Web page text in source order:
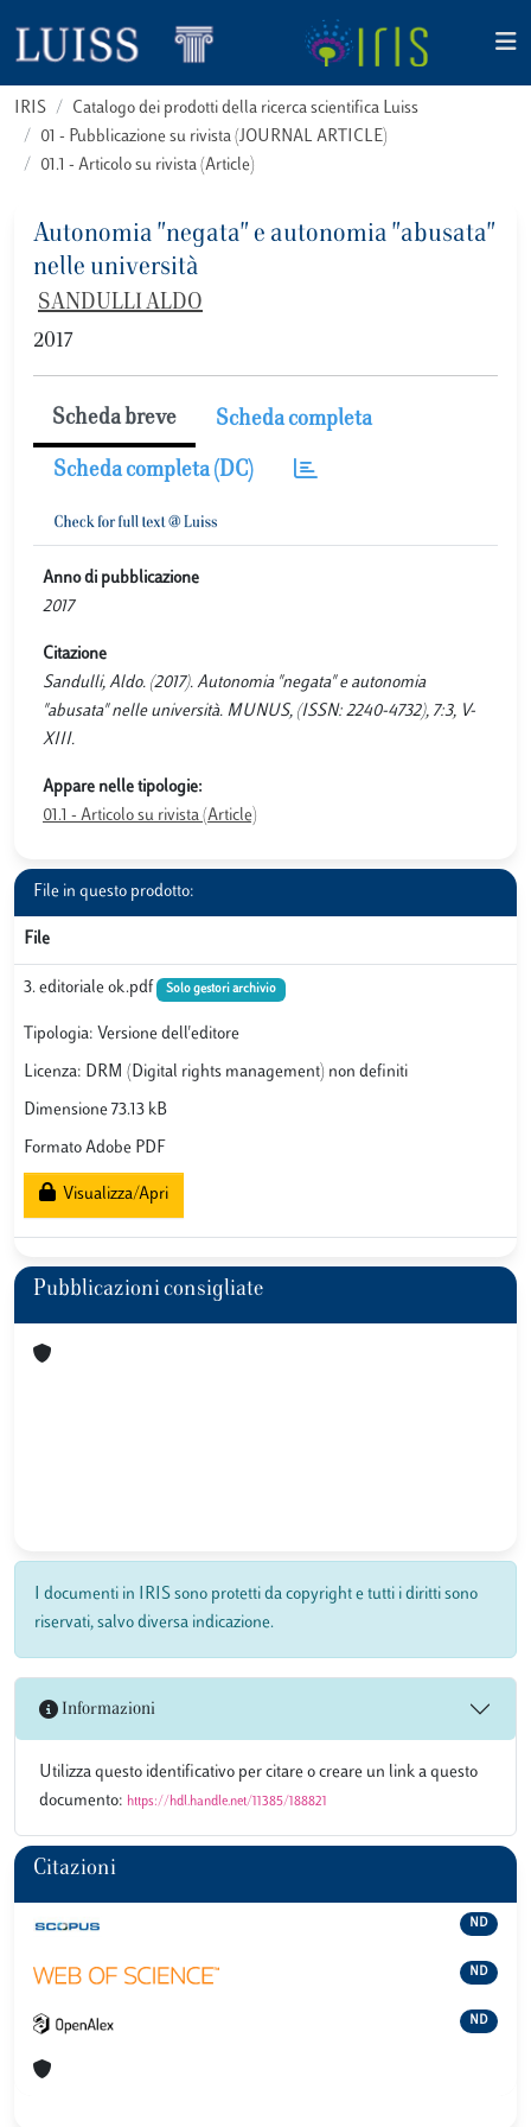
IRIS
Catalogo dei prodotti della ricerca scientifica Luiss
01 - Pubblicazione su rivista (JOURNAL ARTICLE)
01.1 - Articolo su rivista (Article)
Autonomia "negata" e autonomia "abusata"
nelle università
SANDULLI ALDO
2017
Scheda breve Scheda completa
Scheda completa (DC)
Anno di pubblicazione
2017
Citazione
Sandulli, Aldo. (2017). Autonomia "negata" e autonomia
"abusata" nelle università. MUNUS, (ISSN: 2240-4732), 7:3, V-
XIII.
Appare nelle tipologie:
01.1 - Articolo su rivista (Article)
File in questo prodotto:
File
3. editoriale ok.pdf Solo gestori archivio
Tipologia: Versione dell'editore
Licenza: DRM (Digital rights management) non definiti
Dimensione 73.13 kB
Formato Adobe PDF
Visualizza/Apri
Pubblicazioni consigliate
I documenti in IRIS sono protetti da copyright e tutti i diritti sono
riservati, salvo diversa indicazione.
Informazioni
Utilizza questo identificativo per citare o creare un link a questo
documento: https://hdl.handle.net/11385/188821
Citazioni
ND
ND
ND